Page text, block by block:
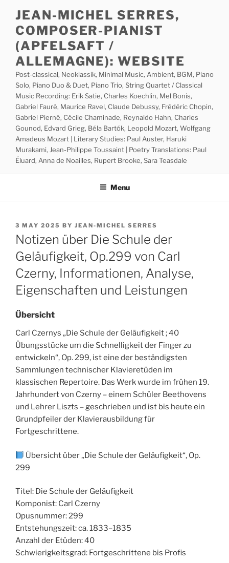
content
JEAN-MICHEL SERRES,
COMPOSER-PIANIST
(APFELSAFT /
ALLEMAGNE): WEBSITE
Post-classical, Neoklassik, Minimal Music, Ambient, BGM, Piano
Solo, Piano Duo & Duet, Piano Trio, String Quartet / Classical
Music Recording: Erik Satie, Charles Koechlin, Mel Bonis,
Gabriel Fauré, Maurice Ravel, Claude Debussy, Frédéric Chopin,
Gabriel Pierné, Cécile Chaminade, Reynaldo Hahn, Charles
Gounod, Edvard Grieg, Béla Bartók, Leopold Mozart, Wolfgang
Amadeus Mozart | Literary Studies: Paul Auster, Haruki
Murakami, Jean-Philippe Toussaint | Poetry Translations: Paul
Éluard, Anna de Noailles, Rupert Brooke, Sara Teasdale
Menu
POSTED
ON
3 MAY 2025 BY JEAN-MICHEL SERRES
Notizen über Die Schule der
Geläufigkeit, Op.299 von Carl
Czerny, Informationen, Analyse,
Eigenschaften und Leistungen
Übersicht
Carl Czernys „Die Schule der Geläufigkeit ; 40
Übungsstücke um die Schnelligkeit der Finger zu
entwickeln“, Op. 299, ist eine der beständigsten
Sammlungen technischer Klavieretüden im
klassischen Repertoire. Das Werk wurde im frühen 19.
Jahrhundert von Czerny – einem Schüler Beethovens
und Lehrer Liszts – geschrieben und ist bis heute ein
Grundpfeiler der Klavierausbildung für
Fortgeschrittene.
Übersicht über „Die Schule der Geläufigkeit“, Op.
299
Titel: Die Schule der Geläufigkeit
Komponist: Carl Czerny
Opusnummer: 299
Entstehungszeit: ca. 1833–1835
Anzahl der Etüden: 40
Schwierigkeitsgrad: Fortgeschrittene bis Profis